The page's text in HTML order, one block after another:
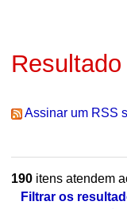
Assinar um RSS
190itens atendem
Filtrar os